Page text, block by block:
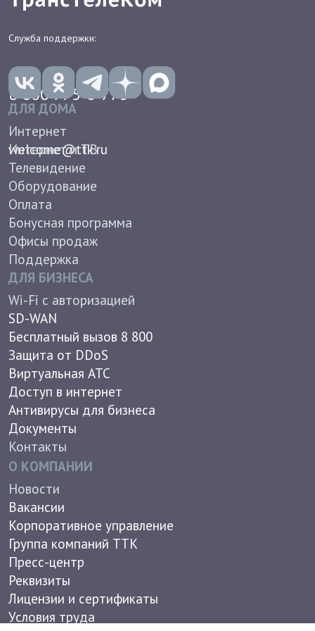
SD-WAN
Защита от DDoS
Доступ в интернет
Антивирусы для бизнеса
Документы
Контакты
О КОМПАНИИ
Новости
Вакансии
Корпоративное управление
Группа компаний ТТК
Пресс-центр
Реквизиты
Лицензии и сертификаты
Условия труда
Противодействие коррупции
Работа в РЖД
© 2026 АО "Компания ТрансТелеКом". 16+
Политика конфиденциальности